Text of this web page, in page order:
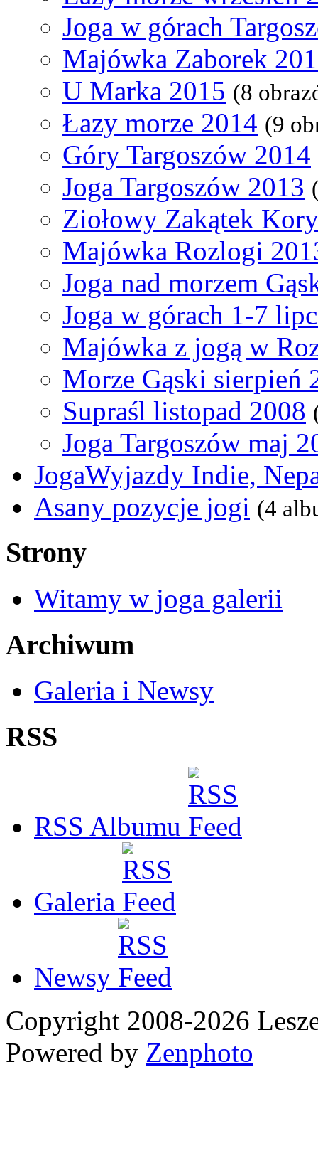
Joga w górach
Majówka Zaborek
U Marka 2015 (8
Łazy morze 2014 (9
Góry Targoszów 2014
Joga Targoszów 2013
Ziołowy Zakątek
Majówka Rozlogi
Joga nad morzem
Joga w górach 1-7
Majówka z jogą w
Morze Gąski sierpień
Supraśl listopad 2008
Joga Targoszów maj
JogaWyjazdy Indie,
Asany pozycje jogi (4
Strony
Witamy w joga galerii
Archiwum
Galeria i Newsy
RSS
RSS Albumu
Galeria
Newsy
Copyright 2008-2026
Powered by Zenphoto